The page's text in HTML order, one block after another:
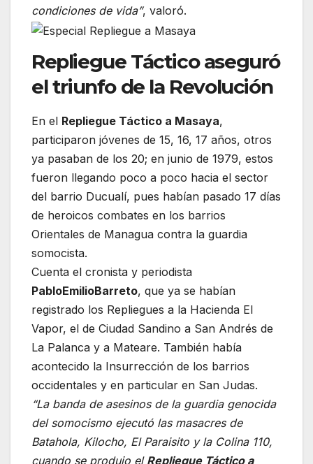
condiciones de vida”, valoró.
Repliegue Táctico aseguró
el triunfo de la Revolución
En el Repliegue Táctico a Masaya,
participaron jóvenes de 15, 16, 17 años, otros
ya pasaban de los 20; en junio de 1979, estos
fueron llegando poco a poco hacia el sector
del barrio Ducualí, pues habían pasado 17 días
de heroicos combates en los barrios
Orientales de Managua contra la guardia
somocista.
Cuenta el cronista y periodista
PabloEmilioBarreto, que ya se habían
registrado los Repliegues a la Hacienda El
Vapor, el de Ciudad Sandino a San Andrés de
La Palanca y a Mateare. También había
acontecido la Insurrección de los barrios
occidentales y en particular en San Judas.
“La banda de asesinos de la guardia genocida
del somocismo ejecutó las masacres de
Batahola, Kilocho, El Paraisito y la Colina 110,
cuando se produjo el Repliegue Táctico a